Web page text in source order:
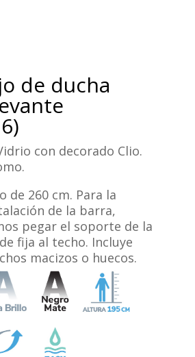
de ducha
con decorado Clio.
de 260 cm. Para la
de la barra,
pegar el soporte de la
fija al techo. Incluye
macizos o huecos.